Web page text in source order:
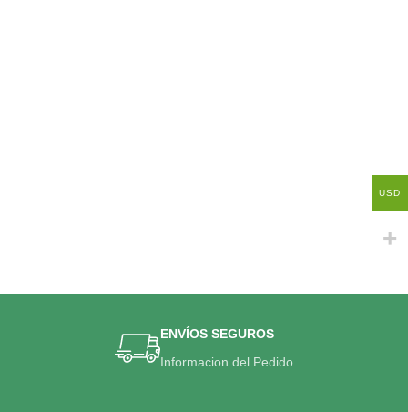
ENVÍOS SEGUROS
Informacion del Pedido
USD